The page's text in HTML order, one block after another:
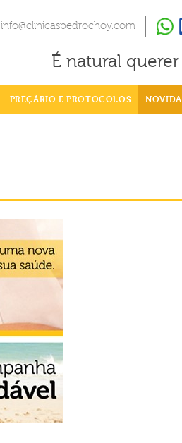
info@clinicaspedrochoy.com
É natural
PREÇÁRIO E PROTOCOLOS